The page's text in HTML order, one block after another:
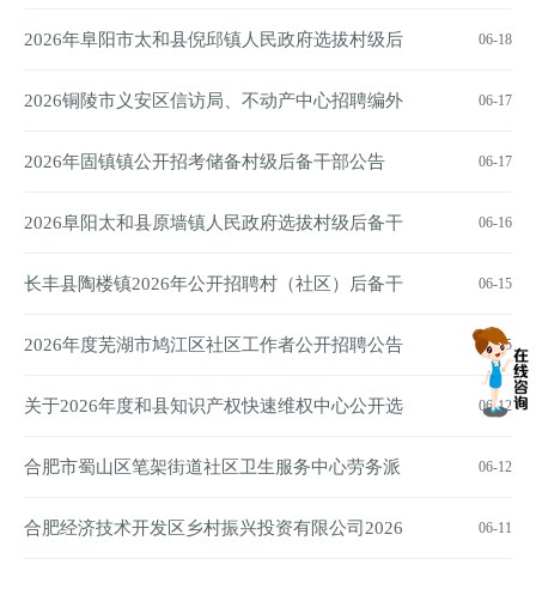
20人公告
2026年阜阳市太和县倪邱镇人民政府选拔村级后
备力量50人公告
06-18
2026铜陵市义安区信访局、不动产中心招聘编外
聘用人员8人公告
06-17
2026年固镇镇公开招考储备村级后备干部公告 06-17
2026阜阳太和县原墙镇人民政府选拔村级后备干
部10人公告
06-16
长丰县陶楼镇2026年公开招聘村（社区）后备干
部18人公告
06-15
2026年度芜湖市鸠江区社区工作者公开招聘公告 06-15
关于2026年度和县知识产权快速维权中心公开选
调工作人员的公告
06-12
合肥市蜀山区笔架街道社区卫生服务中心劳务派
遣（导医岗）招聘公告
06-12
合肥经济技术开发区乡村振兴投资有限公司2026 06-11